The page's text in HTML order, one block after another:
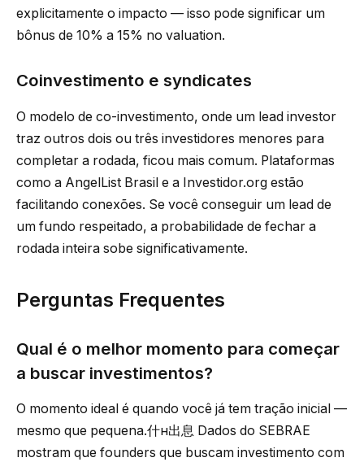
explicitamente o impacto — isso pode significar um
bônus de 10% a 15% no valuation.
Coinvestimento e syndicates
O modelo de co-investimento, onde um lead investor
traz outros dois ou três investidores menores para
completar a rodada, ficou mais comum. Plataformas
como a AngelList Brasil e a Investidor.org estão
facilitando conexões. Se você conseguir um lead de
um fundo respeitado, a probabilidade de fechar a
rodada inteira sobe significativamente.
Perguntas Frequentes
Qual é o melhor momento para começar
a buscar investimentos?
O momento ideal é quando você já tem tração inicial —
mesmo que pequena.什н出息 Dados do SEBRAE
mostram que founders que buscam investimento com